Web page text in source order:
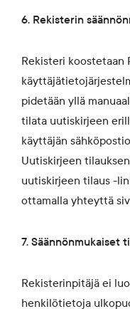
6. Rekisterin
Rekisteri koostetaan
pidetään yllä
tilata uutiskirjeen
käyttäjän
Uutiskirjeen
uutiskirjeen tilaus -
ottamalla yhteyttä
7. Säännönmukaiset
Rekisterinpitäjä ei
henkilötietoja